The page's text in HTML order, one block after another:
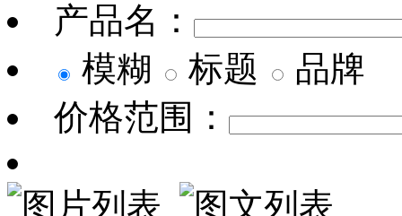
产品名：
模糊
标题
品牌
价格范围：